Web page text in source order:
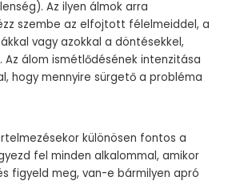
Az ilyen álmok arra
szembe az elfojtott félelmeiddel, a
vagy azokkal a döntésekkel,
álom ismétlődésének intenzitása
hogy mennyire sürgető a probléma
különösen fontos a
fel minden alkalommal, amikor
figyeld meg, van-e bármilyen apró